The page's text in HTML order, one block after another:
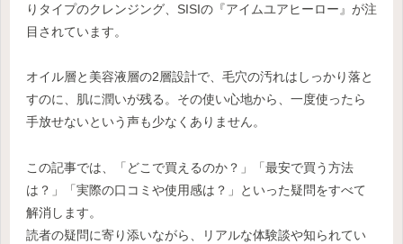
りタイプのクレンジング、SISIの『アイムユアヒーロー』が注
目されています。
オイル層と美容液層の2層設計で、毛穴の汚れはしっかり落と
すのに、肌に潤いが残る。その使い心地から、一度使ったら
手放せないという声も少なくありません。
この記事では、「どこで買えるのか？」「最安で買う方法
は？」「実際の口コミや使用感は？」といった疑問をすべて
解消します。
読者の疑問に寄り添いながら、リアルな体験談や知られてい